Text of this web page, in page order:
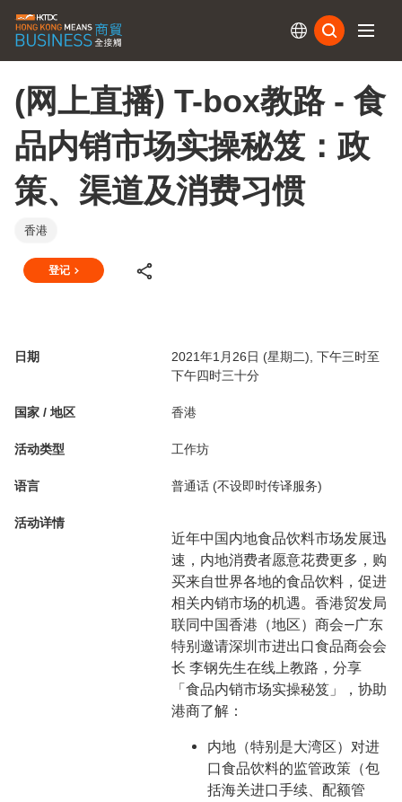
(网上直播) T-box教路 - 食
品内销市场实操秘笈：政
策、渠道及消费习惯
香港
登记
日期
2021年1月26日 (星期二), 下午三时至
下午四时三十分
国家 / 地区 香港
活动类型 工作坊
语言 普通话 (不设即时传译服务)
活动详情
近年中国内地食品饮料市场发展迅
速，内地消费者愿意花费更多，购
买来自世界各地的食品饮料，促进
相关内销市场的机遇。香港贸发局
联同中国香港（地区）商会—广东
特别邀请深圳市进出口食品商会会
长 李钢先生在线上教路，分享
「食品内销市场实操秘笈」，协助
港商了解：
内地（特别是大湾区）对进
口食品饮料的监管政策（包
括海关进口手续、配额管